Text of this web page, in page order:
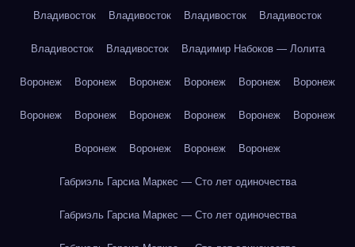
Владивосток Владивосток Владивосток Владивосток
Владивосток Владивосток Владимир Набоков — Лолита
Воронеж Воронеж Воронеж Воронеж Воронеж Воронеж
Воронеж Воронеж Воронеж Воронеж Воронеж Воронеж
Воронеж Воронеж Воронеж Воронеж
Габриэль Гарсиа Маркес — Сто лет одиночества
Габриэль Гарсиа Маркес — Сто лет одиночества